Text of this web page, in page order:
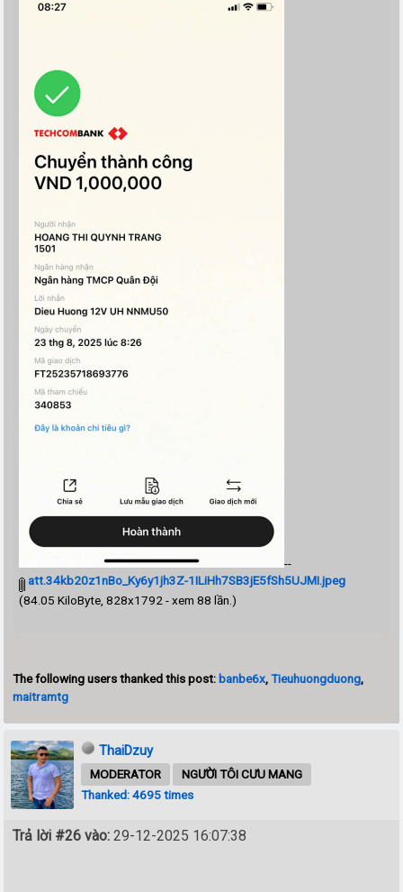
--
att.34kb20z1nBo_Ky6y1jh3Z-1ILiHh7SB3jE5fSh5UJMI.jpeg
(84.05 KiloByte, 828x1792 - xem 88 lần.)
The following users thanked this post: banbe6x,Tieuhuongduong,
maitramtg
ThaiDzuy
MODERATOR
NGƯỜI TÔI CƯU MANG
Thanked: 4695 times
Trả lời #26 vào: 29-12-2025 16:07:38